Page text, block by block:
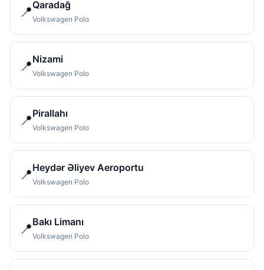
📍Qaradağ
Volkswagen Polo
📍Nizami
Volkswagen Polo
📍Pirallahı
Volkswagen Polo
📍Heydər Əliyev Aeroportu
Volkswagen Polo
📍Bakı Limanı
Volkswagen Polo